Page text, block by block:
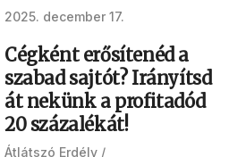
2025. december 17.
Cégként erősítenéd a
szabad sajtót? Irányítsd
át nekünk a profitadód
20 százalékát!
Átlátszó Erdély